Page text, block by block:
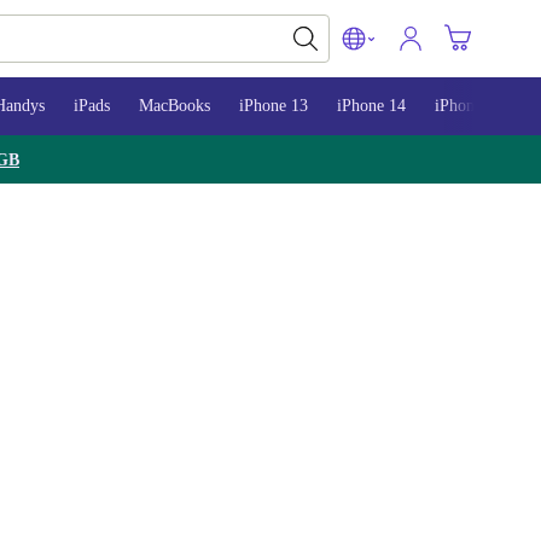
iPads MacBooks iPhone 13 iPhone 14 iPhone 15